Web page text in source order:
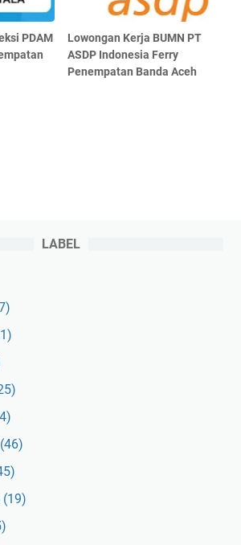
PDAM
Lowongan Kerja BUMN PT
ASDP Indonesia Ferry
Penempatan Banda Aceh
LABEL
(46)
(19)